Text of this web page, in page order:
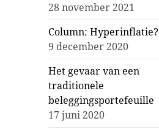
28 november 2021
Column: Hyperinflatie?
9 december 2020
Het gevaar van een
traditionele
beleggingsportefeuille
17 juni 2020